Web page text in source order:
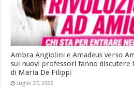
Ambra Angiolini e Amadeus verso
sui nuovi professori fanno discutere
di Maria De Filippi
Luglio 27, 2026